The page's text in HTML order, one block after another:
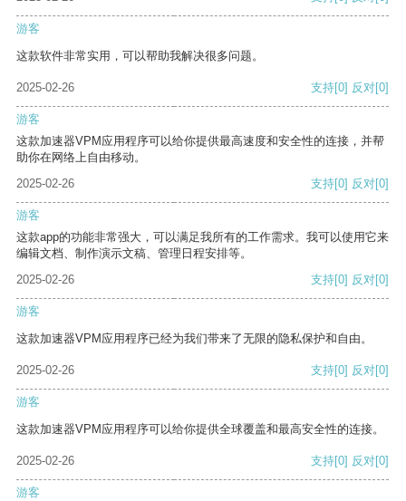
游客
这款软件非常实用，可以帮助我解决很多问题。
2025-02-26 支持[0] 反对[0]
游客
这款加速器VPM应用程序可以给你提供最高速度和安全性的连接，并帮
助你在网络上自由移动。
2025-02-26
支持[0] 反对[0]
游客
这款app的功能非常强大，可以满足我所有的工作需求。我可以使用它来
编辑文档、制作演示文稿、管理日程安排等。
2025-02-26
支持[0] 反对[0]
游客
这款加速器VPM应用程序已经为我们带来了无限的隐私保护和自由。
2025-02-26 支持[0] 反对[0]
游客
这款加速器VPM应用程序可以给你提供全球覆盖和最高安全性的连接。
2025-02-26 支持[0] 反对[0]
游客